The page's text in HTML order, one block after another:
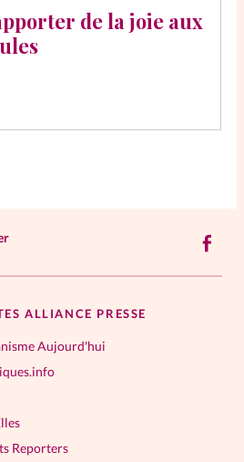
de la joie aux
ALLIANCE PRESSE
Aujourd'hui
Reporters